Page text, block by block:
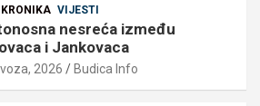
VIJESTI
nesreća između
i Jankovaca
2026 Budica Info